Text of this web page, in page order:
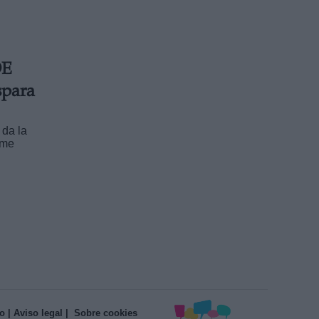
la
| Aviso legal | Sobre cookies